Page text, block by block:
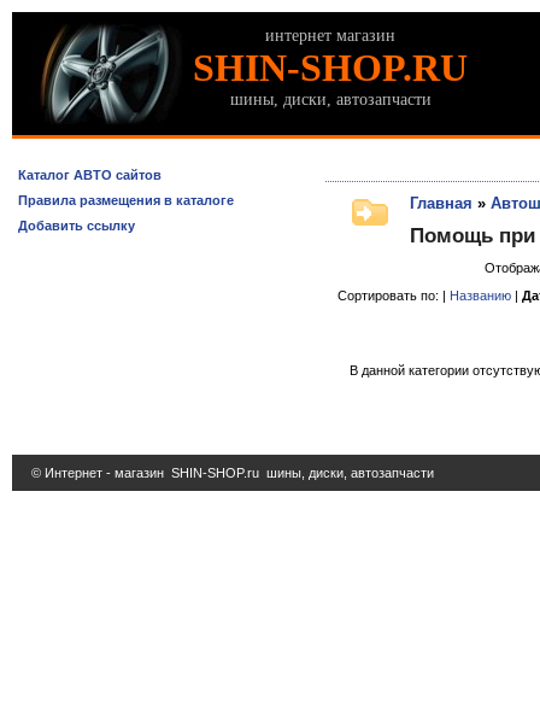
интернет магазин
SHIN-SHOP.RU
шины, диски, автозапчасти
Каталог АВТО сайтов
Правила размещения в каталоге
Добавить ссылку
Главная »
Помощь
Сортировать по: | Названию |
В данной категории
© Интернет - магазин SHIN-SHOP.ru шины, диски, автозапчасти